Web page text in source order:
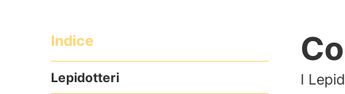
Indice
Lepidotteri I